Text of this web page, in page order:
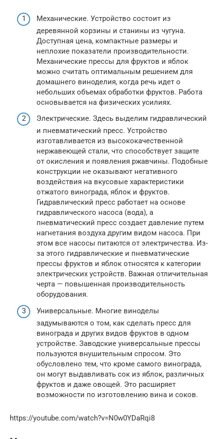
Механические. Устройство состоит из
деревянной корзины и станины из чугуна.
Доступная цена, компактные размеры и
неплохие показатели производительности.
Механические прессы для фруктов и яблок
можно считать оптимальным решением для
домашнего виноделия, когда речь идет о
небольших объемах обработки фруктов. Работа
основывается на физических усилиях.
Электрические. Здесь выделим гидравлический
и пневматический пресс. Устройство
изготавливается из высококачественной
нержавеющей стали, что способствует защите
от окисления и появления ржавчины. Подобные
конструкции не оказывают негативного
воздействия на вкусовые характеристики
отжатого винограда, яблок и фруктов.
Гидравлический пресс работает на основе
гидравлического насоса (вода), а
пневматический пресс создает давление путем
нагнетания воздуха другим видом насоса. При
этом все насосы питаются от электричества. Из-
за этого гидравлические и пневматические
прессы фруктов и яблок относятся к категории
электрических устройств. Важная отличительная
черта — повышенная производительность
оборудования.
Универсальные. Многие виноделы
задумываются о том, как сделать пресс для
винограда и других видов фруктов в одном
устройстве. Заводские универсальные прессы
пользуются внушительным спросом. Это
обусловлено тем, что кроме самого винограда,
он могут выдавливать сок из яблок, различных
фруктов и даже овощей. Это расширяет
возможности по изготовлению вина и соков.
https://youtube.com/watch?v=N0w0YDaRqi8